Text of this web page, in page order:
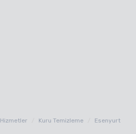
Hizmetler Kuru Temizleme Esenyurt